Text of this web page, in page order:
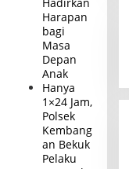
Harapan
bagi
Masa
Depan
Anak
Hanya
1×24 Jam,
Polsek
Kembang
an Bekuk
Pelaku